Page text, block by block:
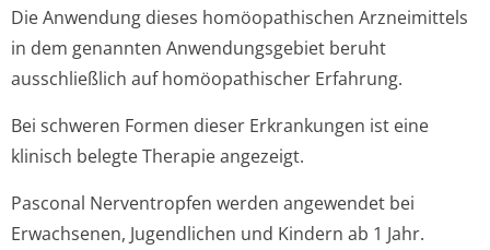
Die Anwendung dieses homöopathischen Arzneimittels
in dem genannten Anwendungsgebiet beruht
ausschließlich auf homöopathischer Erfahrung.
Bei schweren Formen dieser Erkrankungen ist eine
klinisch belegte Therapie angezeigt.
Pasconal Nerventropfen werden angewendet bei
Erwachsenen, Jugendlichen und Kindern ab 1 Jahr.